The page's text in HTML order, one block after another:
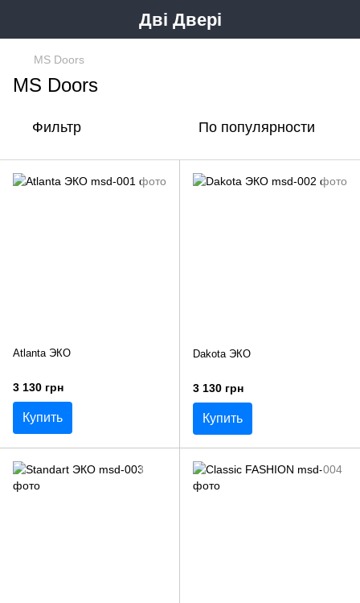
Дві Двері
MS Doors
MS Doors
Фильтр По популярности
Atlanta ЭКО
3 130 грн
Купить
Dakota ЭКО
3 130 грн
Купить